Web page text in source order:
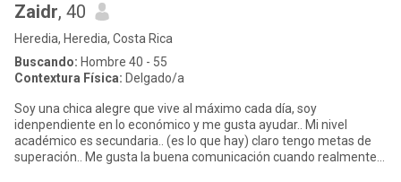
Zaidr, 40
Heredia, Heredia, Costa Rica
Buscando: Hombre 40 - 55
Contextura Física: Delgado/a
Soy una chica alegre que vive al máximo cada día, soy
idenpendiente en lo económico y me gusta ayudar.. Mi nivel
académico es secundaria.. (es lo que hay) claro tengo metas de
superación.. Me gusta la buena comunicación cuando realmente